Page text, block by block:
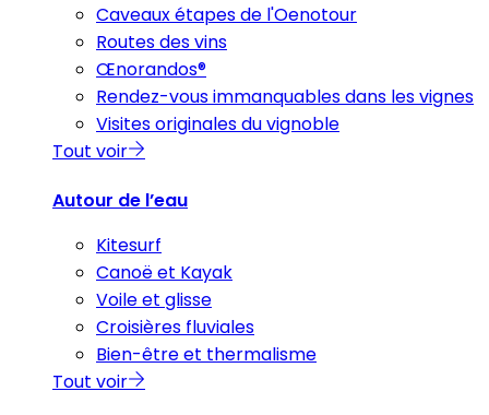
Caveaux étapes de l'Oenotour
Routes des vins
Œnorandos®
Rendez-vous immanquables dans les vignes
Visites originales du vignoble
Tout voir
Autour de l’eau
Kitesurf
Canoë et Kayak
Voile et glisse
Croisières fluviales
Bien-être et thermalisme
Tout voir